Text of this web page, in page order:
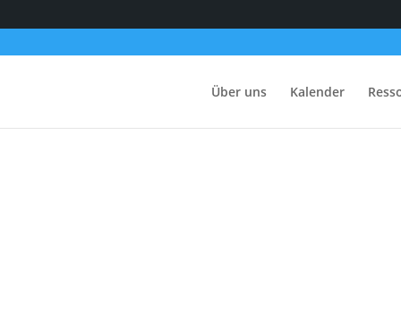
Über uns Kalender